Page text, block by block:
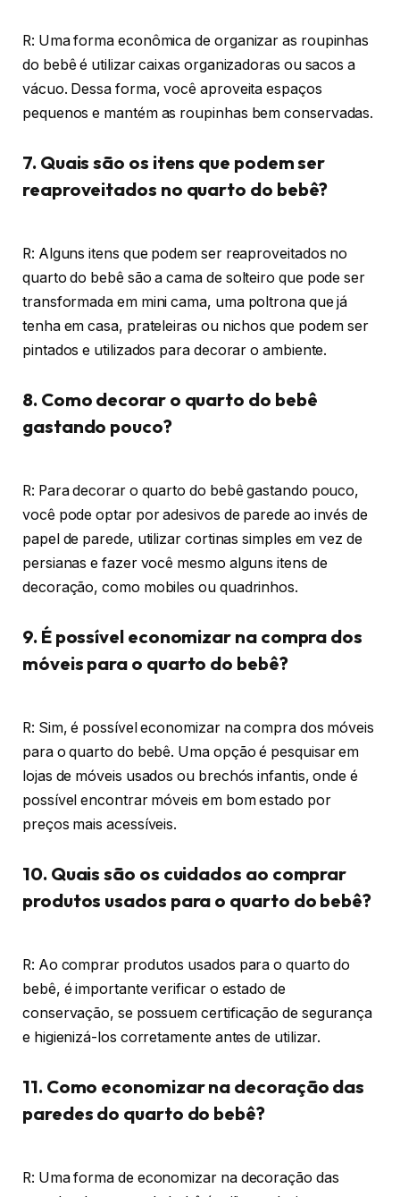
R: Uma forma econômica de organizar as roupinhas
do bebê é utilizar caixas organizadoras ou sacos a
vácuo. Dessa forma, você aproveita espaços
pequenos e mantém as roupinhas bem conservadas.
7. Quais são os itens que podem ser
reaproveitados no quarto do bebê?
R: Alguns itens que podem ser reaproveitados no
quarto do bebê são a cama de solteiro que pode ser
transformada em mini cama, uma poltrona que já
tenha em casa, prateleiras ou nichos que podem ser
pintados e utilizados para decorar o ambiente.
8. Como decorar o quarto do bebê
gastando pouco?
R: Para decorar o quarto do bebê gastando pouco,
você pode optar por adesivos de parede ao invés de
papel de parede, utilizar cortinas simples em vez de
persianas e fazer você mesmo alguns itens de
decoração, como mobiles ou quadrinhos.
9. É possível economizar na compra dos
móveis para o quarto do bebê?
R: Sim, é possível economizar na compra dos móveis
para o quarto do bebê. Uma opção é pesquisar em
lojas de móveis usados ou brechós infantis, onde é
possível encontrar móveis em bom estado por
preços mais acessíveis.
10. Quais são os cuidados ao comprar
produtos usados para o quarto do bebê?
R: Ao comprar produtos usados para o quarto do
bebê, é importante verificar o estado de
conservação, se possuem certificação de segurança
e higienizá-los corretamente antes de utilizar.
11. Como economizar na decoração das
paredes do quarto do bebê?
R: Uma forma de economizar na decoração das